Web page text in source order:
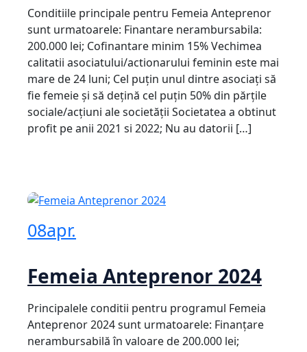
Conditiile principale pentru Femeia Anteprenor
sunt urmatoarele: Finantare nerambursabila:
200.000 lei; Cofinantare minim 15% Vechimea
calitatii asociatului/actionarului feminin este mai
mare de 24 luni; Cel puţin unul dintre asociaţi să
fie femeie şi să deţină cel puţin 50% din părţile
sociale/acțiuni ale societăţii ​Societatea a obtinut
profit pe anii 2021 si 2022; Nu au datorii […]
08apr.
Femeia Anteprenor 2024
Principalele conditii pentru programul Femeia
Anteprenor 2024 sunt urmatoarele: Finanțare
nerambursabilă în valoare de 200.000 lei;